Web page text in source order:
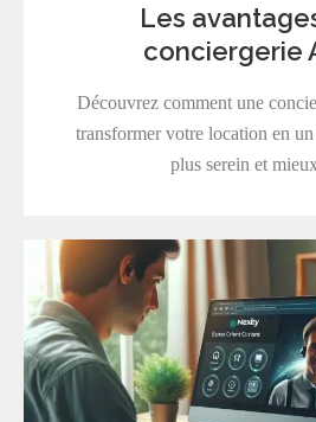
Les
conciergerie
Découvrez comment une
transformer votre location en
plus serein et